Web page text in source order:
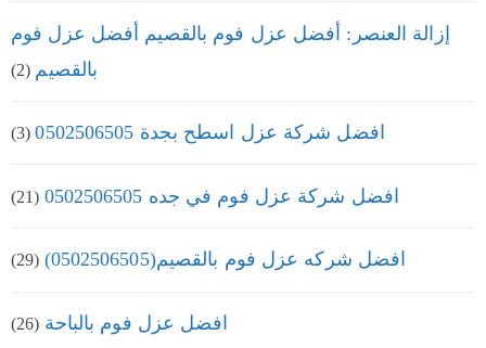
إزالة العنصر: أفضل عزل فوم بالقصيم أفضل عزل فوم
بالقصيم (2)
افضل شركة عزل اسطح بجدة 0502506505 (3)
افضل شركة عزل فوم في جده 0502506505 (21)
افضل شركه عزل فوم بالقصيم(0502506505) (29)
افضل عزل فوم بالباحة (26)